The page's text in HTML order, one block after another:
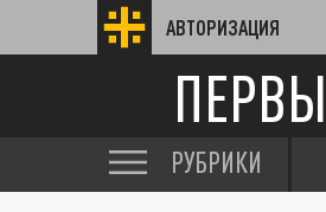
АВТОРИЗАЦИЯ
РУБРИКИ